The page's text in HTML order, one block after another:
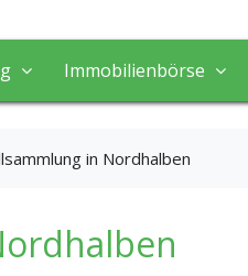
Immobilienbörse
in Nordhalben